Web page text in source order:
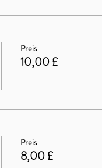
Preis
10,00 £
Preis
8,00 £